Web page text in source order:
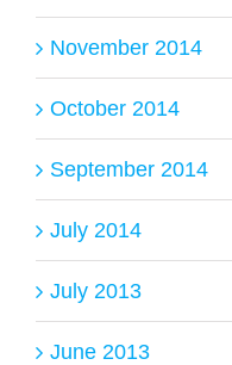
November 2014
October 2014
September 2014
July 2014
July 2013
June 2013